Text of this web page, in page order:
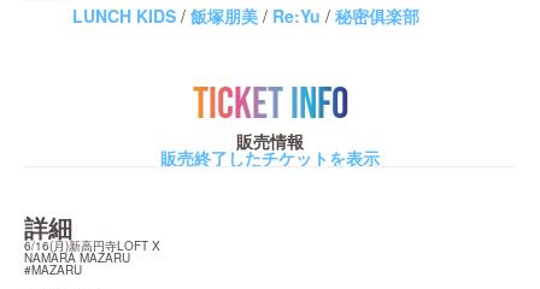
LUNCH KIDS / 飯塚朋美 / Re:Yu / 秘密俱楽部
TICKET INFO
販売情報
販売終了したチケットを表示
詳細
6/16(月)新高円寺LOFT X
NAMARA MAZARU
#MAZARU